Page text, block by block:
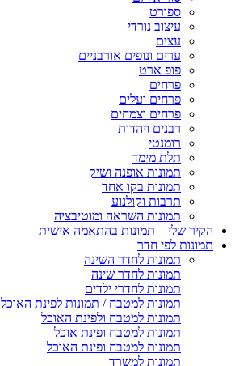
ספורט
עיצוב נורדי
עצים
ערים ונופים אורבניים
פופ ארט
פרחים
פרחים ועלים
פרחים וצמחים
רבנים ויהדות
רומנטי
תלת מימד
תמונות אופנה ושיק
תמונות בקו אחד
תרבות וקולנוע
תמונות השראה ומוטיבציה
הקיר שלי – תמונות בהתאמה אישית
תמונות לפי חדר
תמונות לחדר השינה
תמונות לחדר שינה
תמונות לחדרי ילדים
תמונות למטבח / תמונות לפינת האוכל
תמונות למטבח ולפינת האוכל
תמונות למטבח ופינת אוכל
תמונות למטבח ופינת האוכל
תמונות למשרד